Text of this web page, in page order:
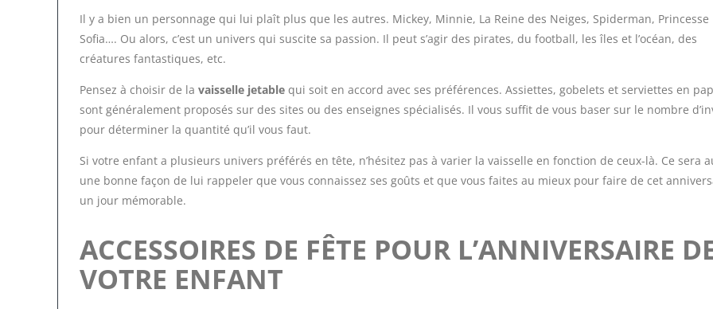
Il y a bien un personnage qui lui plaît plus que les autres. Mickey, Minnie, La Reine des Neiges, Spiderman, Princesse
Sofia…. Ou alors, c’est un univers qui suscite sa passion. Il peut s’agir des pirates, du football, les îles et l’océan, des
créatures fantastiques, etc.
Pensez à choisir de la vaisselle jetablequi soit en accord avec ses préférences. Assiettes, gobelets et serviettes en
sont généralement proposés sur des sites ou des enseignes spécialisés. Il vous suffit de vous baser sur le nombre
pour déterminer la quantité qu’il vous faut.
Si votre enfant a plusieurs univers préférés en tête, n’hésitez pas à varier la vaisselle en fonction de ceux-là. Ce sera
une bonne façon de lui rappeler que vous connaissez ses goûts et que vous faites au mieux pour faire de cet
un jour mémorable.
ACCESSOIRES DE FÊTE POUR L’ANNIVERSAIRE
VOTRE ENFANT